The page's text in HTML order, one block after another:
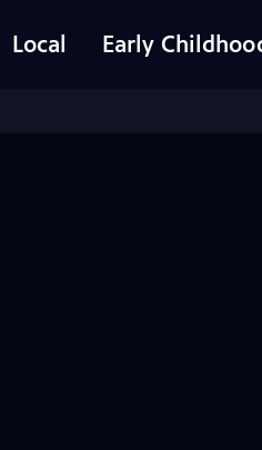
Local Early